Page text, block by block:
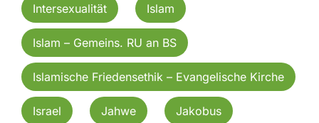
Intersexualität Islam
Islam – Gemeins. RU an BS
Islamische Friedensethik – Evangelische Kirche
Israel Jahwe Jakobus